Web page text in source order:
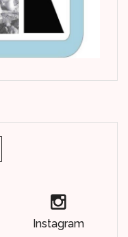
Instagram